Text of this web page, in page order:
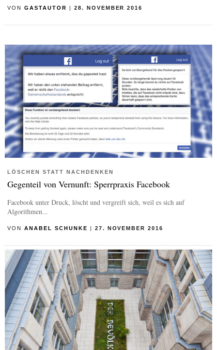
VON GASTAUTOR 28. NOVEMBER 2016
LÖSCHEN STATT NACHDENKEN
Gegenteil von Vernunft: Sperrpraxis Facebook
Facebook unter Druck, löscht und vergreift sich, weil es sich auf
Algorithmen...
VON ANABEL SCHUNKE | 27. NOVEMBER 2016